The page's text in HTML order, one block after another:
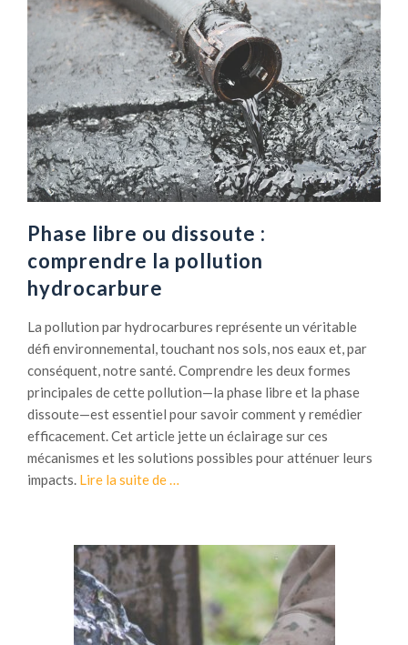
Phase libre ou dissoute :
comprendre la pollution
hydrocarbure
La pollution par hydrocarbures représente un véritable
défi environnemental, touchant nos sols, nos eaux et, par
conséquent, notre santé. Comprendre les deux formes
principales de cette pollution—la phase libre et la phase
dissoute—est essentiel pour savoir comment y remédier
efficacement. Cet article jette un éclairage sur ces
mécanismes et les solutions possibles pour atténuer leurs
impacts. Lire la suite de
o
p
o
P
…